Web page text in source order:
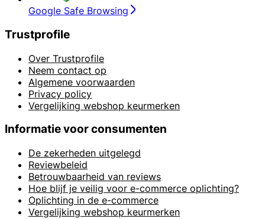
Google Safe Browsing
Trustprofile
Over Trustprofile
Neem contact op
Algemene voorwaarden
Privacy policy
Vergelijking webshop keurmerken
Informatie voor consumenten
De zekerheden uitgelegd
Reviewbeleid
Betrouwbaarheid van reviews
Hoe blijf je veilig voor e-commerce oplichting?
Oplichting in de e-commerce
Vergelijking webshop keurmerken